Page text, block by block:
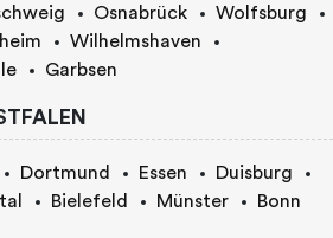
Osnabrück
Wolfsburg
Wilhelmshaven
Garbsen
Dortmund Essen
Duisburg
Bielefeld Münster Bonn